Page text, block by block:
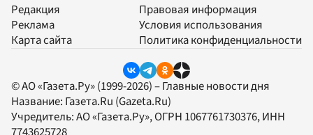
Редакция
Реклама
Карта сайта
Правовая информация
Условия использования
Политика конфиденциальности
© АО «Газета.Ру» (1999-2026) – Главные новости дня
Название: Газета.Ru (Gazeta.Ru)
Учредитель:АО «Газета.Ру», ОГРН 1067761730376, ИНН